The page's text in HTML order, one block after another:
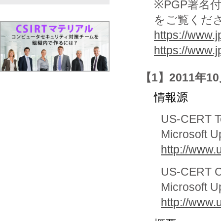
※PGP署名
をご覧くだ
https://
https://
【1】2011年
情報源
US-CERT
Microsoft
http://
US-CERT
Microsoft
http://